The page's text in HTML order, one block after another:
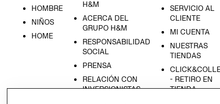
HOMBRE
NIÑOS
HOME
H&M
ACERCA DEL
GRUPO H&M
RESPONSABILIDAD
SOCIAL
PRENSA
RELACIÓN CON
INVERSIONISTAS
SERVICIO AL
CLIENTE
MI CUENTA
NUESTRAS
TIENDAS
- RETIRO EN
TIENDA